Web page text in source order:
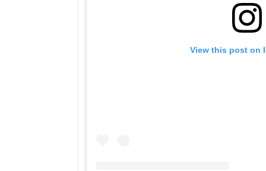
View this post on